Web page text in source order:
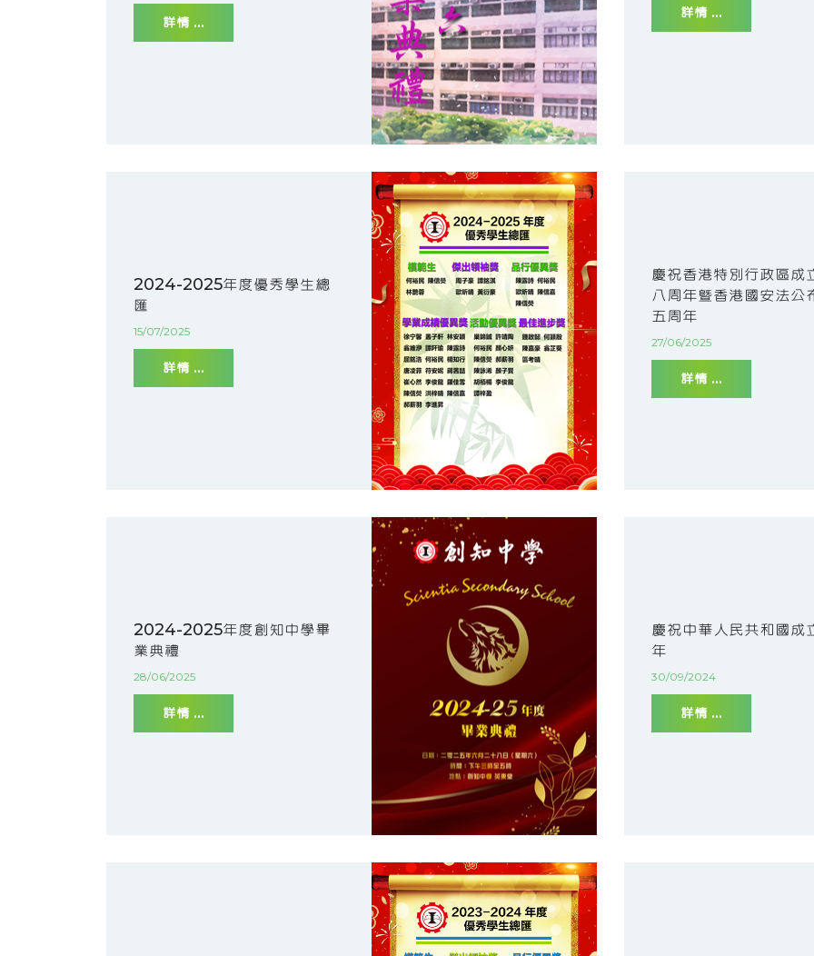
詳情 ...
詳情 ...
2024-2025年度優秀學生總
匯
15/07/2025
詳情 ...
慶祝香港特別行政區成
八周年暨香港國安法公
五周年
27/06/2025
詳情 ...
2024-2025年度創知中學畢
業典禮
28/06/2025
詳情 ...
慶祝中華人民共和國成
年
30/09/2024
詳情 ...